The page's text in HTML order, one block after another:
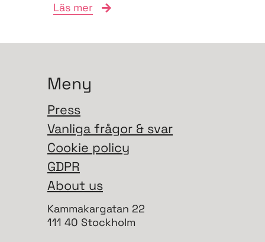
anslutningsprocessen och
Läs mer
Meny
Press
Vanliga frågor & svar
Cookie policy
GDPR
About us
Kammakargatan 22
111 40 Stockholm